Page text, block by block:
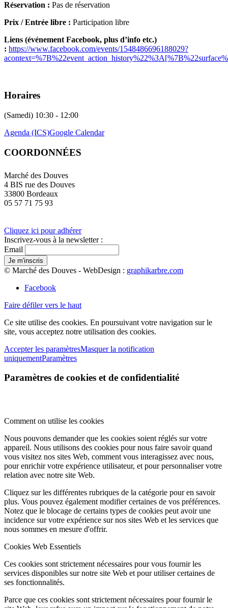
Réservation : Pas de réservation
Prix / Entrée libre : Participation libre
Liens (événement Facebook, plus d’info etc.)
: https://www.facebook.com/events/1548486696188029?
Horaires
(Samedi) 10:30 - 12:00
Agenda (ICS)Google Calendar
COORDONNÉES
Marché des Douves
4 BIS rue des Douves
33800 Bordeaux
05 57 71 75 93
Cliquez ici pour adhérer
Inscrivez-vous à la newsletter :
Email
© Marché des Douves - WebDesign : graphikarbre.com
Facebook
Faire défiler vers le haut
Ce site utilise des cookies. En poursuivant votre navigation sur le
site, vous acceptez notre utilisation des cookies.
Accepter les paramètresMasquer la notification
uniquementParamètres
Paramètres de cookies et de confidentialité
Comment on utilise les cookies
Nous pouvons demander que les cookies soient réglés sur votre
appareil. Nous utilisons des cookies pour nous faire savoir quand
vous visitez nos sites Web, comment vous interagissez avec nous,
pour enrichir votre expérience utilisateur, et pour personnaliser votre
relation avec notre site Web.
Cliquez sur les différentes rubriques de la catégorie pour en savoir
plus. Vous pouvez également modifier certaines de vos préférences.
Notez que le blocage de certains types de cookies peut avoir une
incidence sur votre expérience sur nos sites Web et les services que
nous sommes en mesure d'offrir.
Cookies Web Essentiels
Ces cookies sont strictement nécessaires pour vous fournir les
services disponibles sur notre site Web et pour utiliser certaines de
ses fonctionnalités.
Parce que ces cookies sont strictement nécessaires pour fournir le